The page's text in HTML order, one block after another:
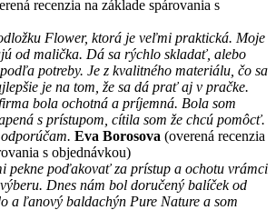
recenzia na základe spárovania s
Flower, ktorá je veľmi praktická. Moje
od malička. Dá sa rýchlo skladať, alebo
potreby. Je z kvalitného materiálu, čo sa
je na tom, že sa dá prať aj v pračke.
bola ochotná a príjemná. Bola som
s prístupom, cítila som že chcú pomôcť.
Eva Borosova (overená recenzia
s objednávkou)
pekne poďakovať za prístup a ochotu vrámci
Dnes nám bol doručený balíček od
a ľanový baldachýn Pure Nature a som